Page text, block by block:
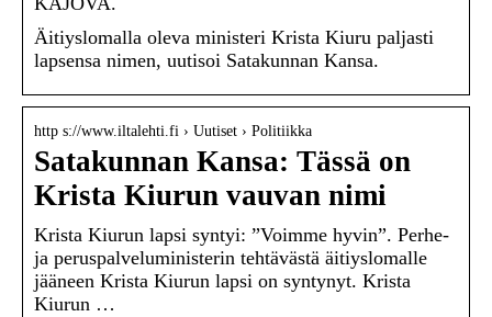
Äitiyslomalla oleva ministeri Krista Kiuru paljasti
lapsensa nimen, uutisoi Satakunnan Kansa.
http s://www.iltalehti.fi › Uutiset › Politiikka
Satakunnan Kansa: Tässä on
Krista Kiurun vauvan nimi
Krista Kiurun lapsi syntyi: ”Voimme hyvin”. Perhe-
ja peruspalveluministerin tehtävästä äitiyslomalle
jääneen Krista Kiurun lapsi on syntynyt. Krista
Kiurun …